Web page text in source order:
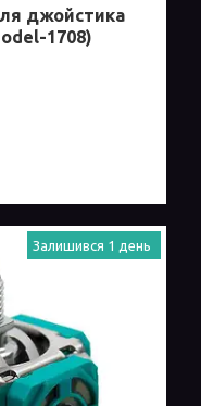
джойстика
1708)
Залишився 1 день